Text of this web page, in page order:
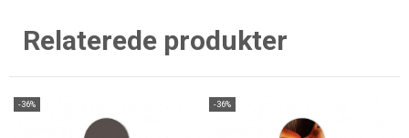
Relaterede produkter
-36% -36%